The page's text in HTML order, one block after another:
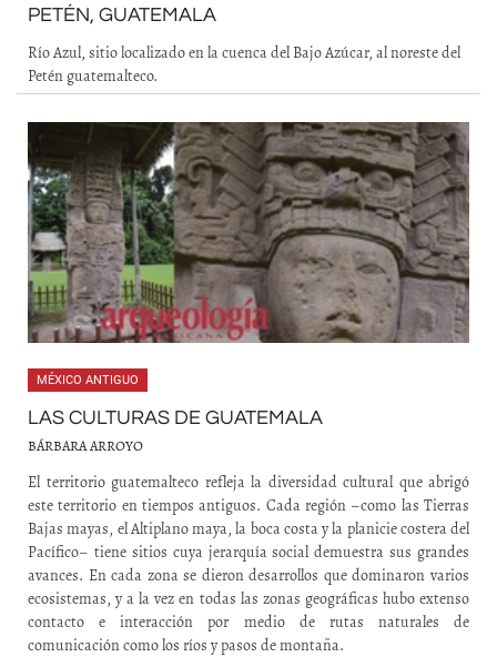
PETÉN, GUATEMALA
Río Azul, sitio localizado en la cuenca del Bajo Azúcar, al noreste del
Petén guatemalteco.
MÉXICO ANTIGUO
LAS CULTURAS DE GUATEMALA
BÁRBARA ARROYO
El territorio guatemalteco refleja la diversidad cultural que abrigó
este territorio en tiempos antiguos. Cada región –como las Tierras
Bajas mayas, el Altiplano maya, la boca costa y la planicie costera del
Pacífico– tiene sitios cuya jerarquía social demuestra sus grandes
avances. En cada zona se dieron desarrollos que dominaron varios
ecosistemas, y a la vez en todas las zonas geográficas hubo extenso
contacto e interacción por medio de rutas naturales de
comunicación como los ríos y pasos de montaña.